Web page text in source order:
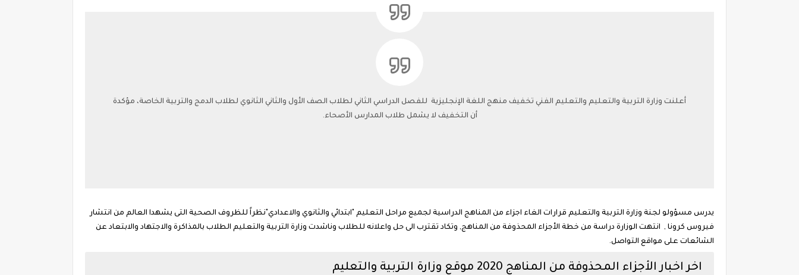
أعلنت وزارة التربية والتعليم والتعليم الفني تخفيف منهج اللغة الإنجليزية للفصل الدراسي الثاني لطلاب الصف الأول والثاني الثانوي لطلاب الدمج والتربية الخاصة، مؤكدة
أن التخفيف لا يشمل طلاب المدارس الأصحاء.
يدرس مسؤولو لجنة وزارة التربية والتعليم قرارات الغاء اجزاء من المناهج الدراسية لجميع مراحل التعليم "ابتدائي والثانوي والاعدادي"نظراً للظروف الصحية التى يشهدا العالم من انتشار
فيروس كرونا , انتهت الوزارة دراسة من خطة الأجزاء المحذوفة من المناهج, وتكاد تقترب الى حل واعلانه للطلاب وناشدت وزارة التربية والتعليم الطلاب بالمذاكرة والاجتهاد والابتعاد عن
الشائعات على مواقع التواصل.
اخر اخبار الأجزاء المحذوفة من المناهج 2020 موقع وزارة التربية والتعليم